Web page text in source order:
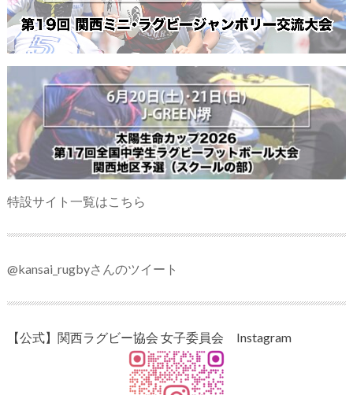
特設サイト一覧はこちら
@kansai_rugbyさんのツイート
【公式】関西ラグビー協会 女子委員会 Instagram